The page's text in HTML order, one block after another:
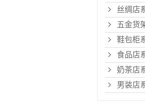
丝绸店
五金货
鞋包柜
食品店
奶茶店
男装店